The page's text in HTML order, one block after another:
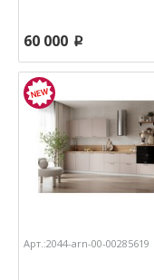
60 000 p
Арт.:2044-arn-00-00285619